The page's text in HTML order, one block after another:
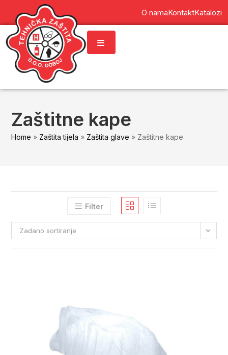
O namaKontaktKatalozi
Zaštitne kape
Home » Zaštita tijela » Zaštita glave » Zaštitne kape
Filter
Zadano sortiranje